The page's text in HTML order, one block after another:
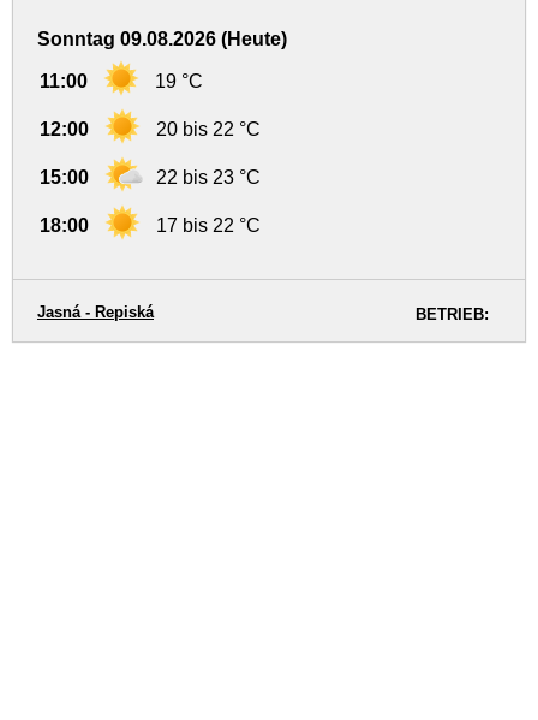
Sonntag 09.08.2026 (Heute)
11:00 19 °C
12:00 20 bis 22 °C
15:00 22 bis 23 °C
18:00 17 bis 22 °C
BETRIEB:
Jasná - Repiská